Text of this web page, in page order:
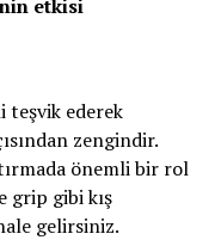
etkisi
teşvik ederek
zengindir.
önemli bir rol
grip gibi kış
gelirsiniz.